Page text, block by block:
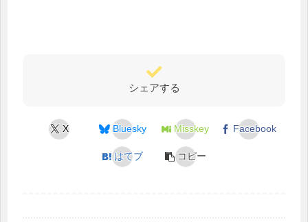
シェアする
X Bluesky Misskey Facebook
はてブ コピー